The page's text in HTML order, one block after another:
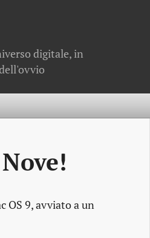
digitale, in
OS 9, avviato a un